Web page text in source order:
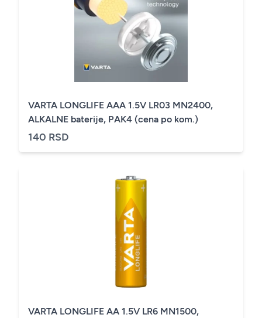
VARTA LONGLIFE AAA 1.5V LR03 MN2400,
ALKALNE baterije, PAK4 (cena po kom.)
140 RSD
VARTA LONGLIFE AA 1.5V LR6 MN1500,